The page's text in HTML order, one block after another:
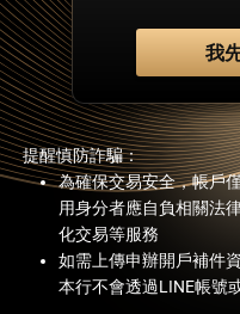
我
提醒慎防詐騙：
為確保交易安全，帳戶
用身分者應自負相關法
化交易等服務
如需上傳申辦開戶補件
本行不會透過LINE帳號